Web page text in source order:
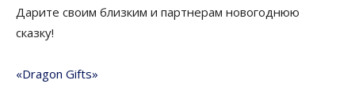
Дарите своим близким и партнерам новогоднюю
сказку!
«Dragon Gifts»